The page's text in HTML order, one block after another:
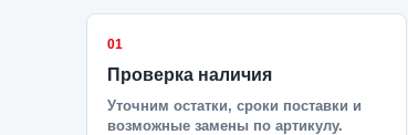
01
Проверка наличия
Уточним остатки, сроки поставки и
возможные замены по артикулу.